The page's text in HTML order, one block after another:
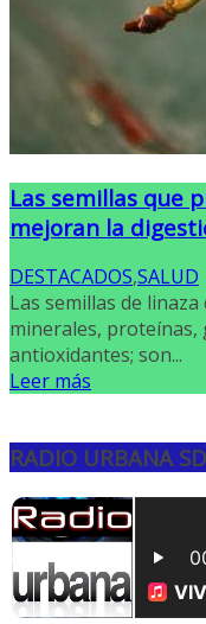
Las semillas que
mejoran la
DESTACADOS,SALUD
Las semillas de
minerales, proteínas,
antioxidantes; son...
Leer más
RADIO URBANA